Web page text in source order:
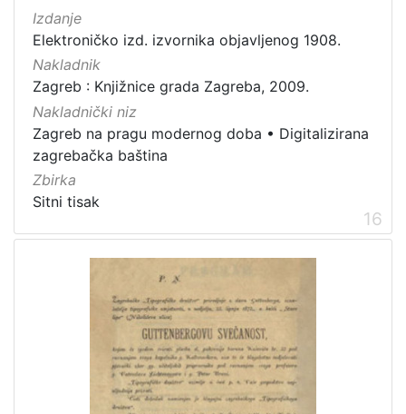
Izdanje
Elektroničko izd. izvornika objavljenog 1908.
Nakladnik
Zagreb : Knjižnice grada Zagreba, 2009.
Nakladnički niz
Zagreb na pragu modernog doba • Digitalizirana
zagrebačka baština
Zbirka
Sitni tisak
16